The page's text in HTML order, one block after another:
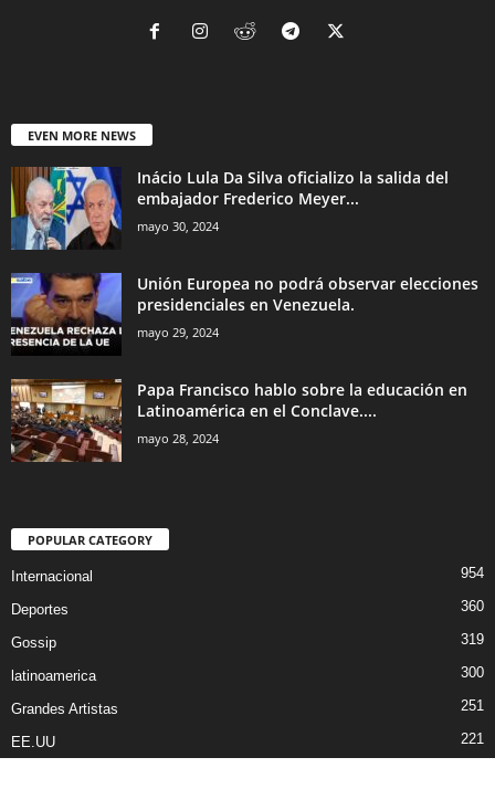
EVEN MORE NEWS
Inácio Lula Da Silva oficializo la salida del
embajador Frederico Meyer...
mayo 30, 2024
Unión Europea no podrá observar elecciones
presidenciales en Venezuela.
mayo 29, 2024
Papa Francisco hablo sobre la educación en
Latinoamérica en el Conclave....
mayo 28, 2024
POPULAR CATEGORY
Internacional 954
Deportes 360
Gossip 319
latinoamerica 300
Grandes Artistas 251
EE.UU 221